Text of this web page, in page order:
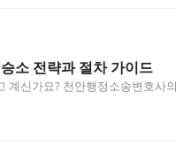
소 전략과 절차 가이드
계신가요? 천안행정소송변호